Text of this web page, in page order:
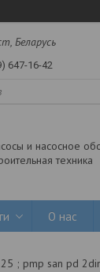
Беларусь
647-16-42
и насосное
техника
О нас
; pmp san pd